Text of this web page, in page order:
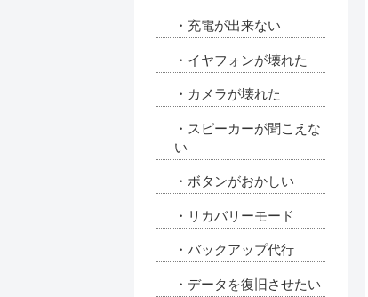
・充電が出来ない
・イヤフォンが壊れた
・カメラが壊れた
・スピーカーが聞こえな
い
・ボタンがおかしい
・リカバリーモード
・バックアップ代行
・データを復旧させたい